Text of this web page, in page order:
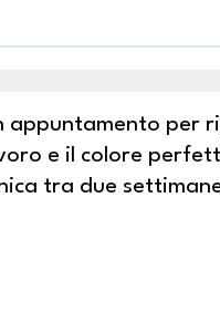
appuntamento per
e il colore
tra due